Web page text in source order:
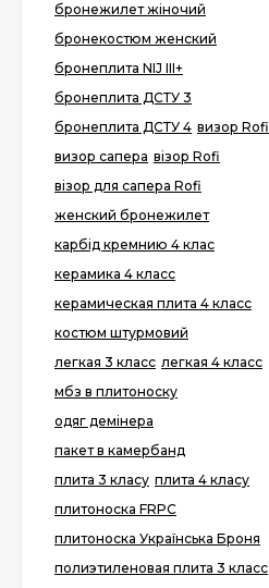
бронежилет жіночий
бронекостюм женский
бронеплита NIJ III+
бронеплита ДСТУ 3
бронеплита ДСТУ 4 визор Rofi
визор сапера візор Rofi
візор для сапера Rofi
женский бронежилет
карбід кремнию 4 клас
керамика 4 класс
керамическая плита 4 класс
костюм штурмовий
легкая 3 класс легкая 4 класс
мбз в плитоноску
одяг демінера
пакет в камербанд
плита 3 класу плита 4 класу
плитоноска FRPC
плитоноска Українська Броня
полиэтиленовая плита 3 класс